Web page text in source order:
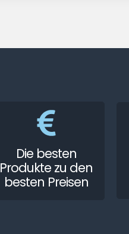
Die besten
Produkte zu den
besten Preisen